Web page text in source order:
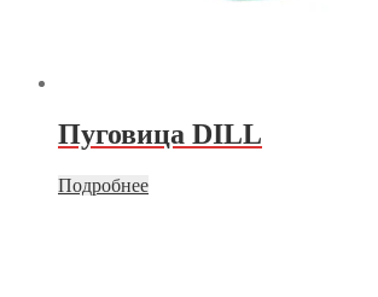
Пуговица DILL
Подробнее